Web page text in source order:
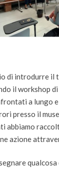
di introdurre il
il workshop
a lungo
presso il
abbiamo
azione